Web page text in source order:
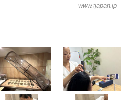
を、全国津々浦々、幾多のサロンを取材し
てきた毛髪診断士で美容エディターの伊熊
奈美さんが実際に体験してレポート！
www.tjapan.jp